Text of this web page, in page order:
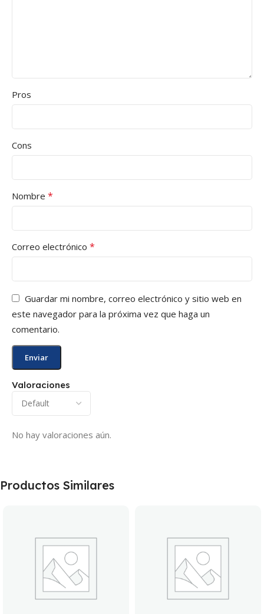
Valoraciones
No hay valoraciones aún.
Pros
Cons
Nombre *
Correo electrónico *
Guardar mi nombre, correo electrónico y sitio web en
este navegador para la próxima vez que haga un
comentario.
Productos Similares